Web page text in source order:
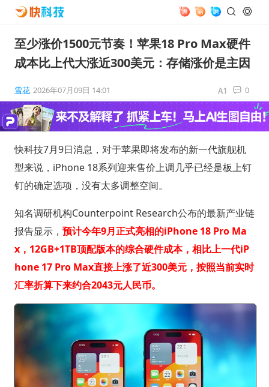
至少涨价1500元节奏！苹果18 Pro Max硬件
成本比上代大涨近300美元：存储涨价是主因
雪花 2026年07月09日 14:01 0
快科技7月9日消息，对于苹果即将发布的新一代旗舰机
型来说，iPhone 18系列迎来售价上调几乎已经是板上钉
钉的确定选项，没有太多调整空间。
知名调研机构Counterpoint Research公布的最新产业链
报告显示， 预计今年9月正式亮相的iPhone 18 Pro Ma
x，12GB+1TB顶配版本的综合硬件成本，相比上一代iP
hone 17 Pro Max直接上涨了近300美元，按照当前实时
汇率折算下来约合2043元人民币。